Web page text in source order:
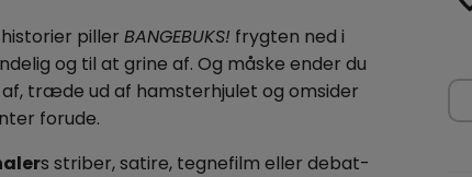
piller BANGEBUKS! frygten ned i
og til at grine af. Og måske ender du
træde ud af hamsterhjulet og omsider
forude.
s striber, satire, tegnefilm eller debat-